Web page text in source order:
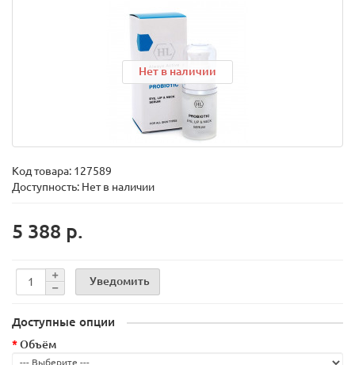
Нет в наличии
Код товара: 127589
Доступность: Нет в наличии
5 388 р.
Уведомить
Доступные опции
Объём